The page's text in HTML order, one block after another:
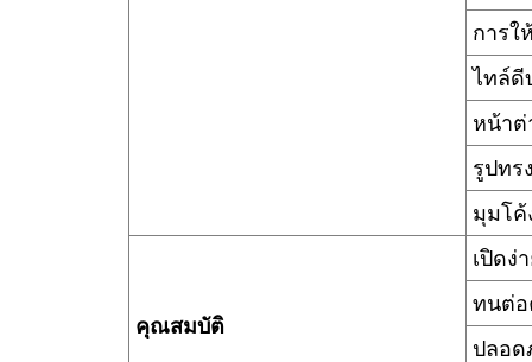
การใ
ไทล์ดี
หน้าต่
รูปทร
มุมโค้
คุณสมบัติ
เปิดง่
ทนต่
ปลอด